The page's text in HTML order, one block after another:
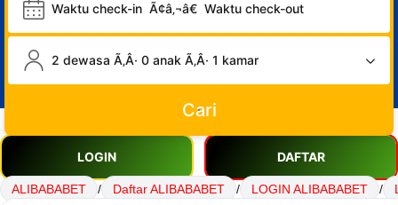
Waktu check-in Ã¢â‚¬â€ Waktu check-out
2 dewasa Ã‚Â· 0 anak Ã‚Â· 1 kamar
Cari
LOGIN DAFTAR
ALIBABABET / Daftar ALIBABABET / LOGIN ALIBABABET /